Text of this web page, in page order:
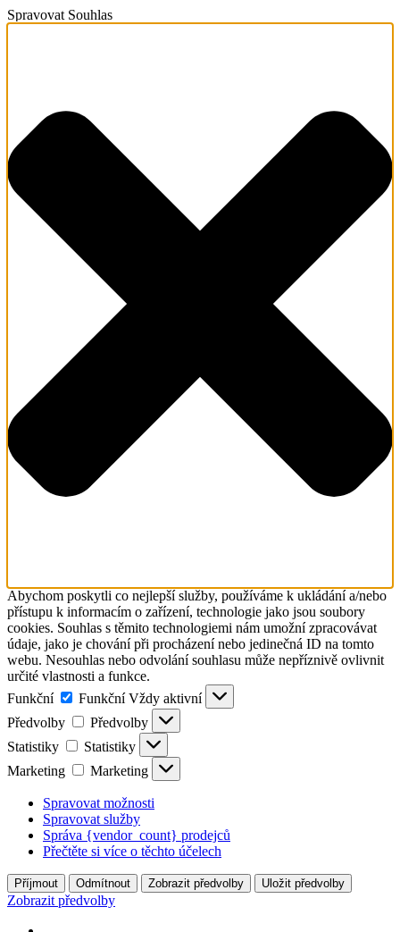
Spravovat Souhlas
Abychom poskytli co nejlepší služby, používáme k ukládání a/nebo
přístupu k informacím o zařízení, technologie jako jsou soubory
cookies. Souhlas s těmito technologiemi nám umožní zpracovávat
údaje, jako je chování při procházení nebo jedinečná ID na tomto
webu. Nesouhlas nebo odvolání souhlasu může nepříznivě ovlivnit
určité vlastnosti a funkce.
Funkční
Funkční Vždy aktivní
Předvolby
Předvolby
Statistiky
Statistiky
Marketing
Marketing
Spravovat možnosti
Spravovat služby
Správa {vendor_count} prodejců
Přečtěte si více o těchto účelech
Příjmout Odmítnout Zobrazit předvolby Uložit předvolby
Zobrazit předvolby